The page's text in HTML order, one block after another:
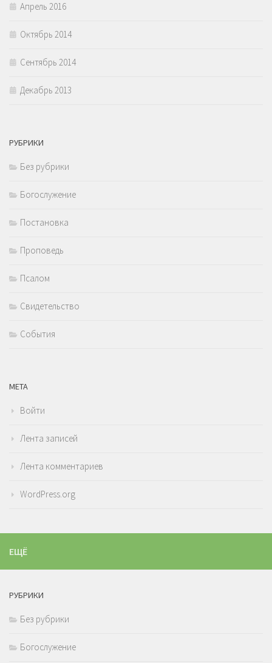
Апрель 2016
Октябрь 2014
Сентябрь 2014
Декабрь 2013
РУБРИКИ
Без рубрики
Богослужение
Постановка
Проповедь
Псалом
Свидетельство
События
МЕТА
Войти
Лента записей
Лента комментариев
WordPress.org
ЕЩЁ
РУБРИКИ
Без рубрики
Богослужение